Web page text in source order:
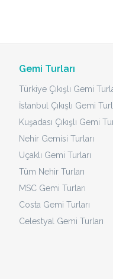
Gemi Turları
Türkiye Çıkışlı Gemi
İstanbul Çıkışlı Gemi
Kuşadası Çıkışlı Gemi
Nehir Gemisi Turları
Uçaklı Gemi Turları
Tüm Nehir Turları
MSC Gemi Turları
Costa Gemi Turları
Celestyal Gemi Turları